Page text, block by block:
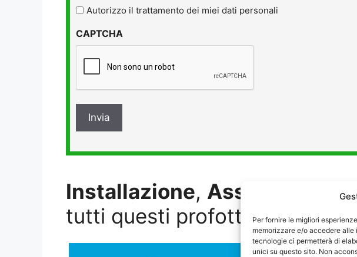
Per fornire le migliori
memorizzare e/o accedere
tecnologie ci permetterà di
unici su questo sito. Non
l'informativa
privacy
Autorizzo il trattamento dei miei dati personali
CAPTCHA
Installazione, Assistenza e
tutti questi profotti: